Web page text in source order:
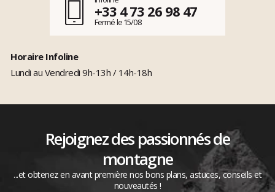
+33 4 73 26 98 47
Fermé le 15/08
Horaire Infoline
Lundi au Vendredi 9h-13h / 14h-18h
Rejoignez des passionnés de
montagne
...et obtenez en avant première nos bons plans, astuces, conseils et
nouveautés !